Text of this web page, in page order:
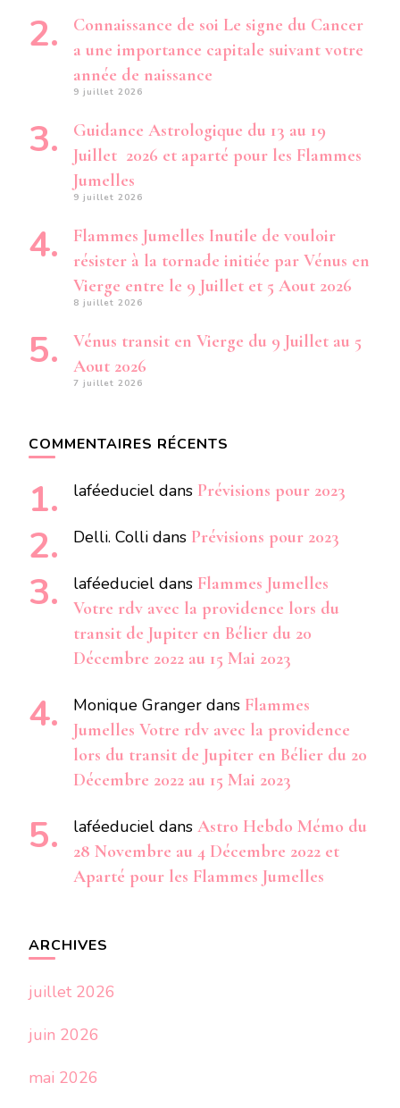
Connaissance de soi Le signe du Cancer
a une importance capitale suivant votre
année de naissance
9 juillet 2026
Guidance Astrologique du 13 au 19
Juillet 2026 et aparté pour les Flammes
Jumelles
9 juillet 2026
Flammes Jumelles Inutile de vouloir
résister à la tornade initiée par Vénus en
Vierge entre le 9 Juillet et 5 Aout 2026
8 juillet 2026
Vénus transit en Vierge du 9 Juillet au 5
Aout 2026
7 juillet 2026
COMMENTAIRES RÉCENTS
laféeduciel dans Prévisions pour 2023
Delli. Colli dans Prévisions pour 2023
laféeduciel dans Flammes Jumelles
Votre rdv avec la providence lors du
transit de Jupiter en Bélier du 20
Décembre 2022 au 15 Mai 2023
Monique Granger dans Flammes
Jumelles Votre rdv avec la providence
lors du transit de Jupiter en Bélier du 20
Décembre 2022 au 15 Mai 2023
laféeduciel dans Astro Hebdo Mémo du
28 Novembre au 4 Décembre 2022 et
Aparté pour les Flammes Jumelles
ARCHIVES
juillet 2026
juin 2026
mai 2026